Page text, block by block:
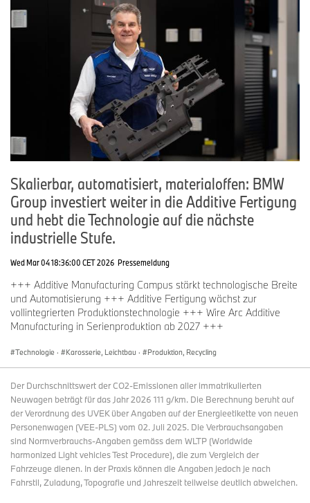
Skalierbar, automatisiert, materialoffen: BMW
Group investiert weiter in die Additive Fertigung
und hebt die Technologie auf die nächste
industrielle Stufe.
Wed Mar 04 18:36:00 CET 2026 Pressemeldung
+++ Additive Manufacturing Campus stärkt technologische Breite
und Automatisierung +++ Additive Fertigung wächst zur
vollintegrierten Produktionstechnologie +++ Wire Arc Additive
Manufacturing in Serienproduktion ab 2027 +++
Technologie · Karosserie, Leichtbau · Produktion, Recycling
Der Durchschnittswert der CO2-Emissionen aller immatrikulierten
Neuwagen beträgt für das Jahr 2026 111 g/km. Die Berechnung beruht auf
der Verordnung des UVEK über Angaben auf der Energieetikette von neuen
Personenwagen (VEE-PLS) vom 02. Juli 2025. Die Verbrauchsangaben
sind Normverbrauchs-Angaben gemäss dem WLTP (Worldwide
harmonized Light vehicles Test Procedure), die zum Vergleich der
Fahrzeuge dienen. In der Praxis können die Angaben jedoch je nach
Fahrstil, Zuladung, Topografie und Jahreszeit teilweise deutlich abweichen.